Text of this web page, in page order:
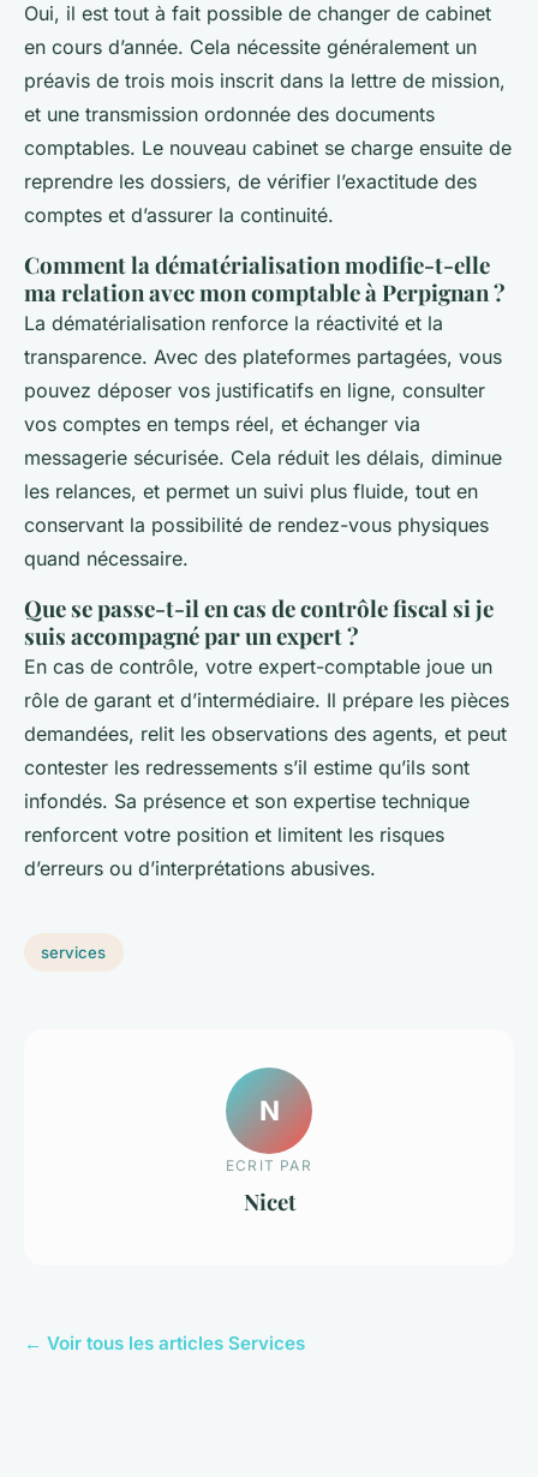
Oui, il est tout à fait possible de changer de cabinet
en cours d’année. Cela nécessite généralement un
préavis de trois mois inscrit dans la lettre de mission,
et une transmission ordonnée des documents
comptables. Le nouveau cabinet se charge ensuite de
reprendre les dossiers, de vérifier l’exactitude des
comptes et d’assurer la continuité.
Comment la dématérialisation modifie-t-elle
ma relation avec mon comptable à Perpignan ?
La dématérialisation renforce la réactivité et la
transparence. Avec des plateformes partagées, vous
pouvez déposer vos justificatifs en ligne, consulter
vos comptes en temps réel, et échanger via
messagerie sécurisée. Cela réduit les délais, diminue
les relances, et permet un suivi plus fluide, tout en
conservant la possibilité de rendez-vous physiques
quand nécessaire.
Que se passe-t-il en cas de contrôle fiscal si je
suis accompagné par un expert ?
En cas de contrôle, votre expert-comptable joue un
rôle de garant et d’intermédiaire. Il prépare les pièces
demandées, relit les observations des agents, et peut
contester les redressements s’il estime qu’ils sont
infondés. Sa présence et son expertise technique
renforcent votre position et limitent les risques
d’erreurs ou d’interprétations abusives.
services
N
ECRIT PAR
Nicet
← Voir tous les articles Services